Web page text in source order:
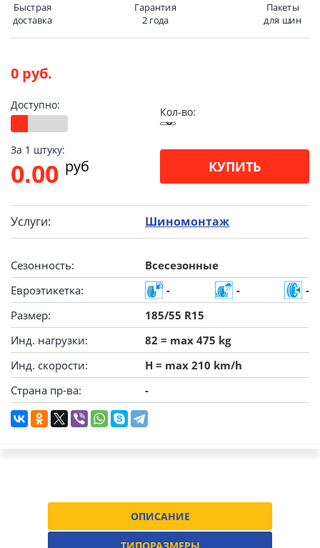
Быстрая
доставка
Гарантия
2 года
Пакеты
для шин
0 руб.
Доступно:
Кол-во:
За 1 штуку:
0.00 pуб КУПИТЬ
Услуги: Шиномонтаж
Сезонность:
Всесезонные
Евроэтикетка:
- -
-
Размер:
185/55 R15
Инд. нагрузки:
82 = max 475 kg
Инд. скорости:
H = max 210 km/h
Страна пр-ва:
-
ОПИСАНИЕ
ТИПОРАЗМЕРЫ